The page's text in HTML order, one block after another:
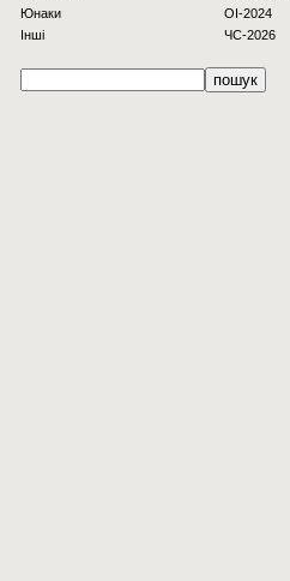
Юнаки
Інші
OI-2024
ЧС-2026